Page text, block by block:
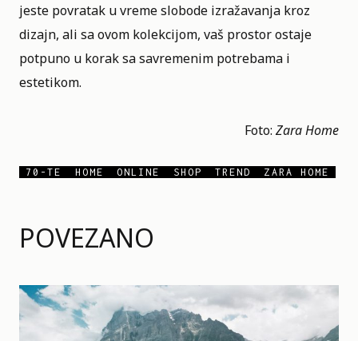
POVEZANO
jeste povratak u vreme slobode izražavanja kroz
dizajn, ali sa ovom kolekcijom, vaš prostor ostaje
potpuno u korak sa savremenim potrebama i
estetikom.
Foto: Zara Home
70-TE HOME ONLINE SHOP TREND ZARA HOME